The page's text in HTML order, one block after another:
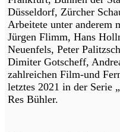
Düsseldorf, Zürcher
Arbeitete unter anderem
Jürgen Flimm, Hans
Neuenfels, Peter
Dimiter Gotscheff,
zahlreichen Film-und
letztes 2021 in der Serie
Res Bühler.